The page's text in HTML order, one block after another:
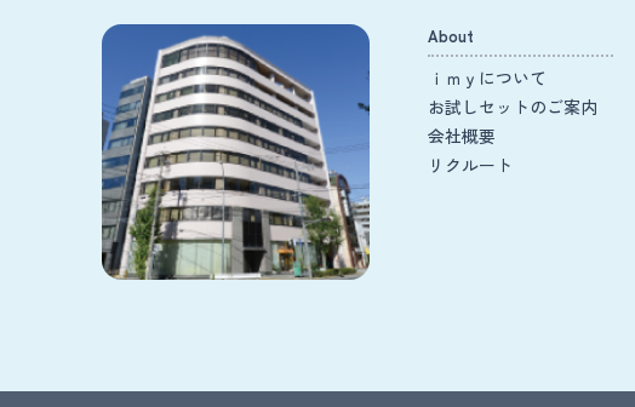
About
ｉｍｙについて
お試しセットのご案内
会社概要
リクルート